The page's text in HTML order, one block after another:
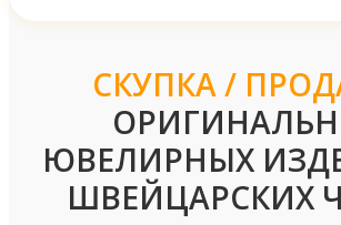
СКУПКА /
ЮВЕЛИРНЫХ
ШВЕЙЦАРСКИХ